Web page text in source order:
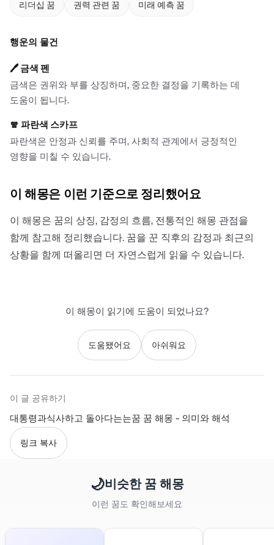
리더십 꿈 권력 관련 꿈 미래 예측 꿈
행운의 물건
🖊️ 금색 펜
금색은 권위와 부를 상징하며, 중요한 결정을 기록하는 데
도움이 됩니다.
🧣 파란색 스카프
파란색은 안정과 신뢰를 주며, 사회적 관계에서 긍정적인
영향을 미칠 수 있습니다.
이 해몽은 이런 기준으로 정리했어요
이 해몽은 꿈의 상징, 감정의 흐름, 전통적인 해몽 관점을
함께 참고해 정리했습니다. 꿈을 꾼 직후의 감정과 최근의
상황을 함께 떠올리면 더 자연스럽게 읽을 수 있습니다.
이 해몽이 읽기에 도움이 되었나요?
도움됐어요 아쉬워요
이 글 공유하기
대통령과식사하고 돌아다는는꿈 꿈 해몽 - 의미와 해석
링크 복사
🌙비슷한 꿈 해몽
이런 꿈도 확인해보세요